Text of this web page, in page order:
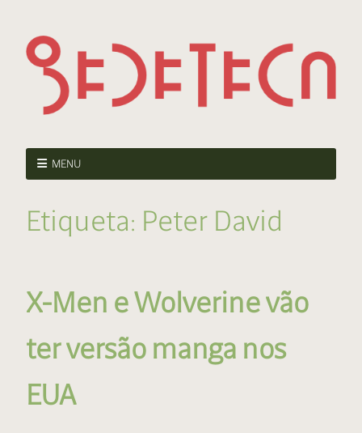
MENU
Etiqueta: Peter David
X-Men e Wolverine vão
ter versão manga nos
EUA